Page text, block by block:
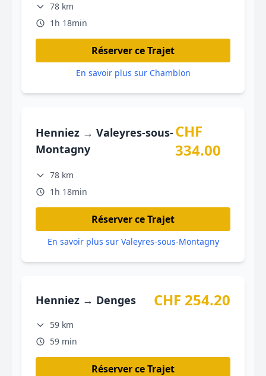
78 km
1h 18min
Réserver ce Trajet
En savoir plus sur Chamblon
Henniez → Valeyres-sous-
Montagny
CHF
334.00
78 km
1h 18min
Réserver ce Trajet
En savoir plus sur Valeyres-sous-Montagny
Henniez → Denges CHF 254.20
59 km
59 min
Réserver ce Trajet